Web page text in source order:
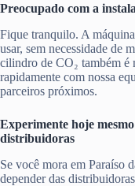
Preocupado com a
Fique tranquilo. A
usar, sem necessidade de
cilindro de CO₂ também é
rapidamente com nossa
parceiros próximos.
Experimente hoje
distribuidoras
Se você mora em Paraíso
depender das